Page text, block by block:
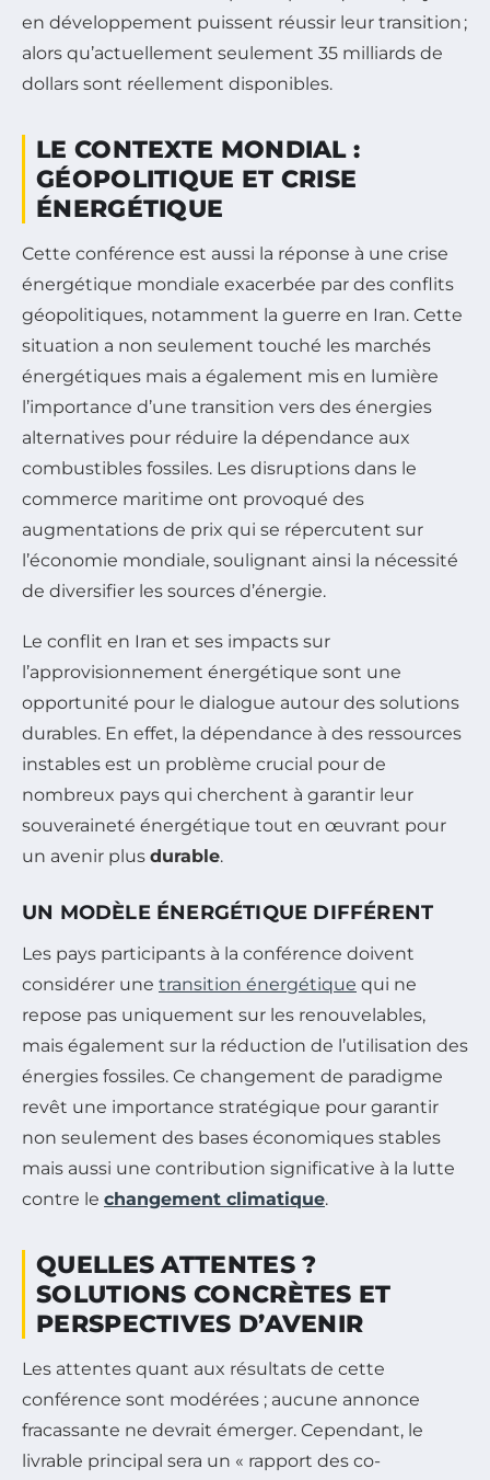
en développement puissent réussir leur transition ;
alors qu’actuellement seulement 35 milliards de
dollars sont réellement disponibles.
LE CONTEXTE MONDIAL :
GÉOPOLITIQUE ET CRISE
ÉNERGÉTIQUE
Cette conférence est aussi la réponse à une crise
énergétique mondiale exacerbée par des conflits
géopolitiques, notamment la guerre en Iran. Cette
situation a non seulement touché les marchés
énergétiques mais a également mis en lumière
l’importance d’une transition vers des énergies
alternatives pour réduire la dépendance aux
combustibles fossiles. Les disruptions dans le
commerce maritime ont provoqué des
augmentations de prix qui se répercutent sur
l’économie mondiale, soulignant ainsi la nécessité
de diversifier les sources d’énergie.
Le conflit en Iran et ses impacts sur
l’approvisionnement énergétique sont une
opportunité pour le dialogue autour des solutions
durables. En effet, la dépendance à des ressources
instables est un problème crucial pour de
nombreux pays qui cherchent à garantir leur
souveraineté énergétique tout en œuvrant pour
un avenir plus durable.
UN MODÈLE ÉNERGÉTIQUE DIFFÉRENT
Les pays participants à la conférence doivent
considérer une transition énergétique qui ne
repose pas uniquement sur les renouvelables,
mais également sur la réduction de l’utilisation des
énergies fossiles. Ce changement de paradigme
revêt une importance stratégique pour garantir
non seulement des bases économiques stables
mais aussi une contribution significative à la lutte
contre le changement climatique.
QUELLES ATTENTES ?
SOLUTIONS CONCRÈTES ET
PERSPECTIVES D’AVENIR
Les attentes quant aux résultats de cette
conférence sont modérées ; aucune annonce
fracassante ne devrait émerger. Cependant, le
livrable principal sera un « rapport des co-